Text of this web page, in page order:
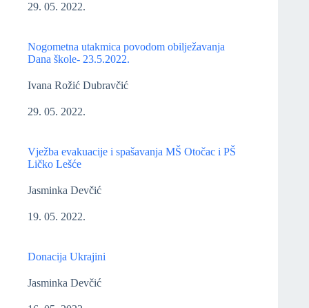
29. 05. 2022.
Nogometna utakmica povodom obilježavanja
Dana škole- 23.5.2022.
Ivana Rožić Dubravčić
29. 05. 2022.
Vježba evakuacije i spašavanja MŠ Otočac i PŠ
Ličko Lešće
Jasminka Devčić
19. 05. 2022.
Donacija Ukrajini
Jasminka Devčić